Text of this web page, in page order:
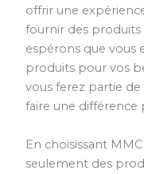
offrir une
fournir des produits
espérons que vous
produits pour vos
vous ferez partie
faire une différence
En choisissant
seulement des